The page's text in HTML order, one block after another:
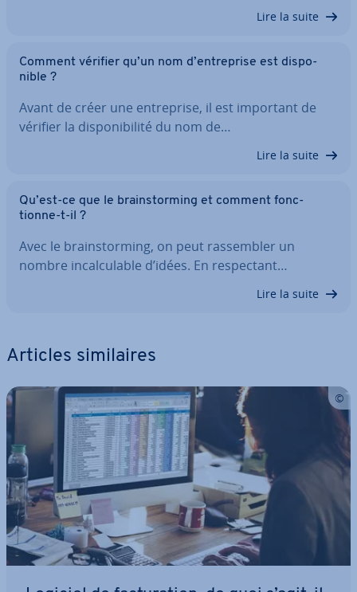
Lire la suite
Comment vérifier qu’un nom d’en­tre­prise est dis­po­
nible ?
Avant de créer une en­tre­prise, il est important de
vérifier la dis­po­ni­bi­lité du nom de…
Lire la suite
Qu’est-ce que le brains­tor­ming et comment fonc­
tionne-t-il ?
Avec le brains­tor­ming, on peut ras­sem­bler un
nombre in­cal­cu­lable d’idées. En res­pec­tant…
Lire la suite
Articles si­mi­laires